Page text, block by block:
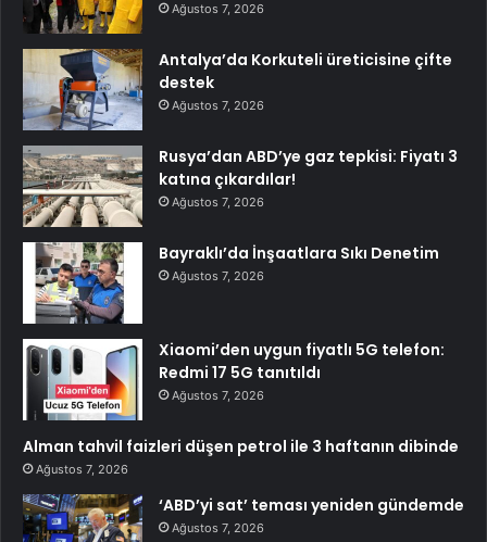
Ağustos 7, 2026
Antalya’da Korkuteli üreticisine çifte
destek
Ağustos 7, 2026
Rusya’dan ABD’ye gaz tepkisi: Fiyatı 3
katına çıkardılar!
Ağustos 7, 2026
Bayraklı’da İnşaatlara Sıkı Denetim
Ağustos 7, 2026
Xiaomi’den uygun fiyatlı 5G telefon:
Redmi 17 5G tanıtıldı
Ağustos 7, 2026
Alman tahvil faizleri düşen petrol ile 3 haftanın dibinde
Ağustos 7, 2026
‘ABD’yi sat’ teması yeniden gündemde
Ağustos 7, 2026